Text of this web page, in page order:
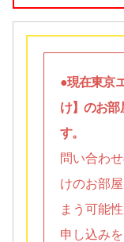
●現在東京
け】のお部
す。
問い合わ
けのお部
まう可能
申し込み